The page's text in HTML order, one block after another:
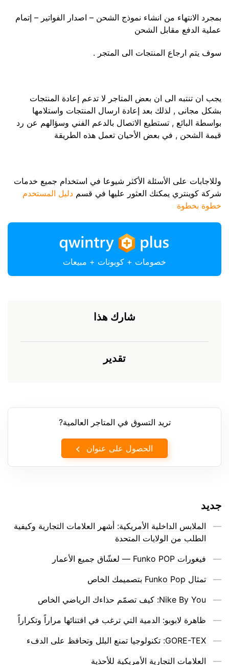
بمجرد الانتهاء من انشاء نموذج الشحن – اصدار الفواتير – إتمام
عملية الدفع مقابل الشحن
سوف يتم ارجاع المنتجات الى المتجر .
يجب ان تنتبه الى ان بعض المتاجر لا تدعم إعادة المنتجات
بشكل مجانى , لذلك بعد إعادة ارسال المنتجات واستلامها
بواسطة البائع , تستطيع الاتصال بالدعم الفني وسؤالهم عن رد
قيمة الشحن , في بعض الأحيان تعمل هذه الطريقة
وللاجابات على الأسئلة الأكثر شيوعا في استخدام جميع خدمات
شركة كوينتري يمكنك العثور عليها في قسم دليل المستخدم
خطوة بخطوة
خصومات + كوبونات + مبيعات
شارك هذا
تقدير
تريد التسوق في المتاجر العالمية?
الحصول على عنوان
جديد
الملابس الداخلية الأمريكية: أشهر العلامات التجارية وكيفية
الطلب من الولايات المتحدة
فيغورات Funko POP — لعشّاق جميع الأعمار
تمثال Funko Pop بتصميمك الخاص
Nike By You: كيف تصمّم حذاءك الرياضي الخاص
ظاهرة لابوبو: الدمية التي ترغب في اقتنائها مراراً وتكراراً
GORE-TEX: تكنولوجيا تمنع البلل وتحافظ على الدفء
العلامات التجارية الأمريكية للأحذية